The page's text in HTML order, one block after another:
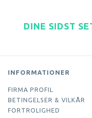
DINE SIDST
INFORMATIONER
FIRMA PROFIL
BETINGELSER & VILKÅR
FORTROLIGHED